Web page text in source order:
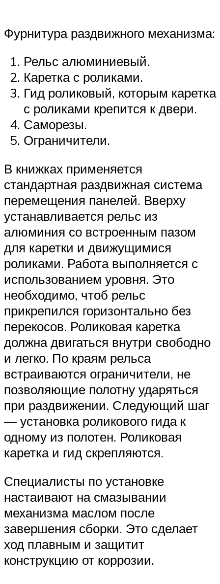
Фурнитура раздвижного механизма:
Рельс алюминиевый.
Каретка с роликами.
Гид роликовый, которым каретка
с роликами крепится к двери.
Саморезы.
Ограничители.
В книжках применяется
стандартная раздвижная система
перемещения панелей. Вверху
устанавливается рельс из
алюминия со встроенным пазом
для каретки и движущимися
роликами. Работа выполняется с
использованием уровня. Это
необходимо, чтоб рельс
прикрепился горизонтально без
перекосов. Роликовая каретка
должна двигаться внутри свободно
и легко. По краям рельса
встраиваются ограничители, не
позволяющие полотну ударяться
при раздвижении. Следующий шаг
— установка роликового гида к
одному из полотен. Роликовая
каретка и гид скрепляются.
Специалисты по установке
настаивают на смазывании
механизма маслом после
завершения сборки. Это сделает
ход плавным и защитит
конструкцию от коррозии.